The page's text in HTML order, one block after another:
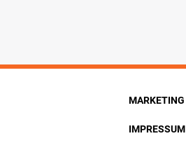
MARKETING
IMPRESSUM